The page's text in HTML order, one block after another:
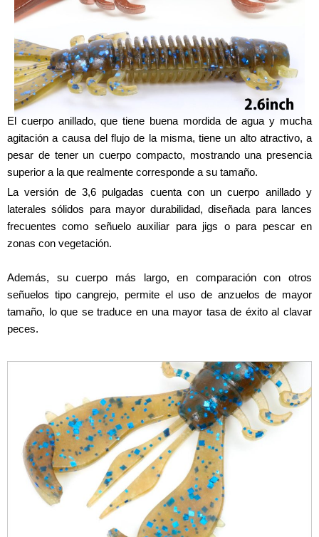
El cuerpo anillado, que tiene buena mordida de agua y mucha
agitación a causa del flujo de la misma, tiene un alto atractivo, a
pesar de tener un cuerpo compacto, mostrando una presencia
superior a la que realmente corresponde a su tamaño.
La versión de 3,6 pulgadas cuenta con un cuerpo anillado y
laterales sólidos para mayor durabilidad, diseñada para lances
frecuentes como señuelo auxiliar para jigs o para pescar en
zonas con vegetación.
Además, su cuerpo más largo, en comparación con otros
señuelos tipo cangrejo, permite el uso de anzuelos de mayor
tamaño, lo que se traduce en una mayor tasa de éxito al clavar
peces.